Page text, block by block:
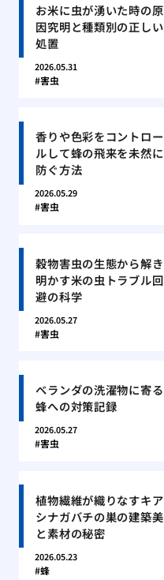
お米に虫が湧いた時の原
因究明と種類別の正しい
処置
2026.05.31
害虫
香りや色彩をコントロー
ルして蜂の飛来を未然に
防ぐ方法
2026.05.29
害虫
穀物害虫の生態から解き
明かす米の虫トラブル回
避の科学
2026.05.27
害虫
ベランダの洗濯物に寄る
蜂への対策記録
2026.05.27
害虫
植物繊維が織りなすキア
シナガバチの巣の建築美
と素材の秘密
2026.05.23
蜂